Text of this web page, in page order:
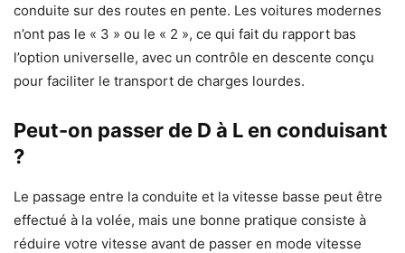
conduite sur des routes en pente. Les voitures modernes
n’ont pas le « 3 » ou le « 2 », ce qui fait du rapport bas
l’option universelle, avec un contrôle en descente conçu
pour faciliter le transport de charges lourdes.
Peut-on passer de D à L en conduisant
?
Le passage entre la conduite et la vitesse basse peut être
effectué à la volée, mais une bonne pratique consiste à
réduire votre vitesse avant de passer en mode vitesse